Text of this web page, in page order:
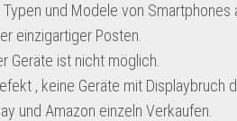
und Modele von Smartphones
einzigartiger Posten.
Geräte ist nicht möglich.
, keine Geräte mit Displaybruch
und Amazon einzeln Verkaufen.